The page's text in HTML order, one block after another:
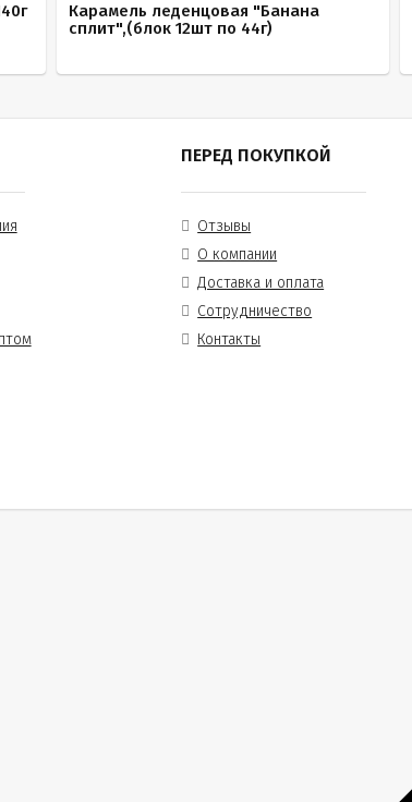
Карамель леденцовая "Банана
сплит",(блок 12шт по 44г)
ПЕРЕД ПОКУПКОЙ
Отзывы
О компании
Доставка и оплата
Сотрудничество
Контакты